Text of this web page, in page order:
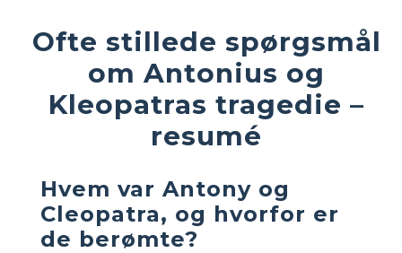
Ofte stillede spørgsmål
om Antonius og
Kleopatras tragedie –
resumé
Hvem var Antony og
Cleopatra, og hvorfor er
de berømte?